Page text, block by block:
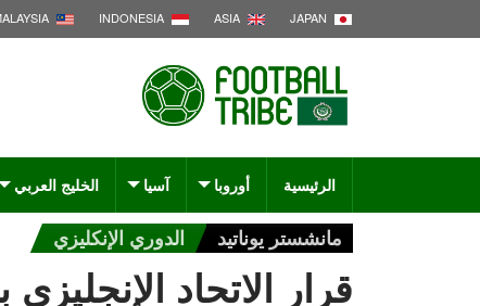
JAPAN
ASIA
INDONESIA
الرئيسية أوروبا آسيا الخليج العربي
مانشستر يوناتيد الدوري الإنكليزي
قرار الاتحاد